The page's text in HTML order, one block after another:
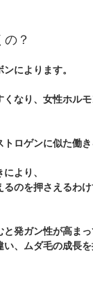
？
によります。
なり、女性ホル
ロゲンに似た働
より、
のを押さえるわ
発ガン性が高ま
、ムダ毛の成長